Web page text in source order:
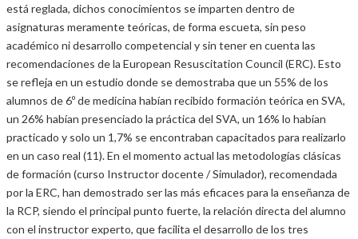
está reglada, dichos conocimientos se imparten dentro de
asignaturas meramente teóricas, de forma escueta, sin peso
académico ni desarrollo competencial y sin tener en cuenta las
recomendaciones de la European Resuscitation Council (ERC). Esto
se refleja en un estudio donde se demostraba que un 55% de los
alumnos de 6º de medicina habían recibido formación teórica en SVA,
un 26% habían presenciado la práctica del SVA, un 16% lo habían
practicado y solo un 1,7% se encontraban capacitados para realizarlo
en un caso real (11). En el momento actual las metodologías clásicas
de formación (curso Instructor docente / Simulador), recomendada
por la ERC, han demostrado ser las más eficaces para la enseñanza de
la RCP, siendo el principal punto fuerte, la relación directa del alumno
con el instructor experto, que facilita el desarrollo de los tres